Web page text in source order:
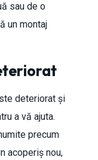
sau de o
un montaj
deteriorat și
a vă ajuta.
precum
acoperiș nou,